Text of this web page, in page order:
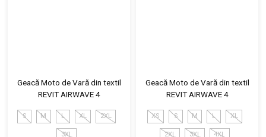
Geacă Moto de Vară din textil
REVIT AIRWAVE 4
S M L XL 2XL
3XL
Geacă Moto de Vară din textil
REVIT AIRWAVE 4
XS S M L XL
2XL 3XL 4XL